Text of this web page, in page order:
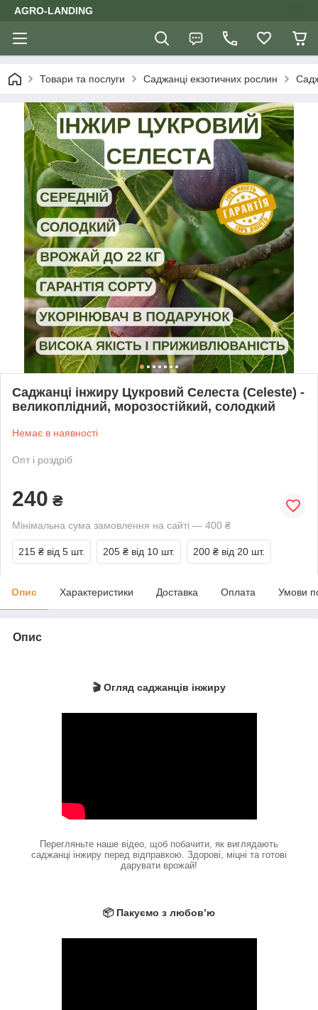
AGRO-LANDING
Товари та послуги Саджанці екзотичних рослин
Саджанці інжиру Цукровий Селеста (Celeste) -
великоплідний, морозостійкий, солодкий
Немає в наявності
Опт і роздріб
240 ₴
Мінімальна сума замовлення на сайті — 400 ₴
215 ₴ від 5 шт. 205 ₴ від 10 шт. 200 ₴ від 20 шт.
Опис Характеристики Доставка Оплата Умови
Опис
🎬 Огляд саджанців інжиру
Перегляньте наше відео, щоб побачити, як виглядають
саджанці інжиру перед відправкою. Здорові, міцні та готові
дарувати врожай!
📦 Пакуємо з любов’ю